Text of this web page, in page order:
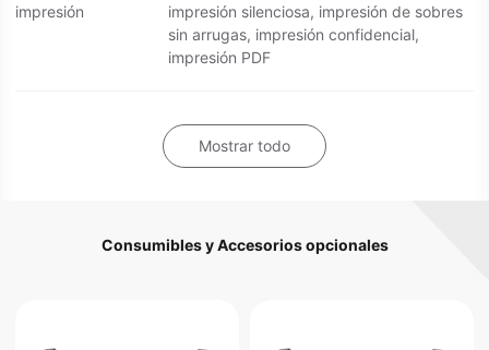
impresión
impresión silenciosa, impresión de sobres
sin arrugas, impresión confidencial,
impresión PDF
Mostrar todo
Consumibles y Accesorios opcionales